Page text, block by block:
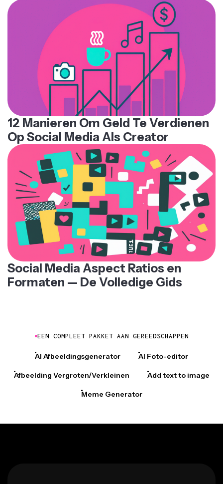
12 Manieren Om Geld Te Verdienen
Op Social Media Als Creator
Social Media Aspect Ratios en
Formaten — De Volledige Gids
EEN COMPLEET PAKKET AAN GEREEDSCHAPPEN
AI Afbeeldingsgenerator AI Foto-editor
Afbeelding Vergroten/Verkleinen Add text to image
Meme Generator